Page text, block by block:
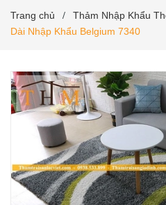
Trang chủ / Thảm Nhập Khẩu
Dài Nhập Khẩu Belgium 7340